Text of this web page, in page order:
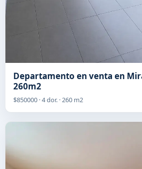
Departamento en venta en
260m2
$850000 · 4 dor. · 260 m2